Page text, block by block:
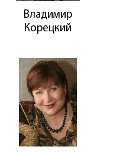
Владимир
Корецкий